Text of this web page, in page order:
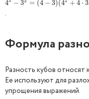
4 − 3 = (4 − 3)(4 +4 ⋅ 3
43 −3 3= 4−3) (4 2+4⋅3 +32 )=1
.
Формула
Разность кубов
Ее используют для
упрощения выражений.